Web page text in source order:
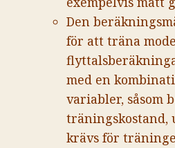
Den
för att träna
med en
variabler, såsom
träningskostand,
krävs för